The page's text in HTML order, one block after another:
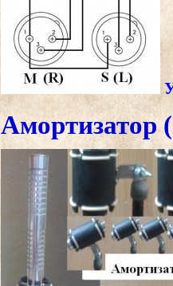
Амортизатор